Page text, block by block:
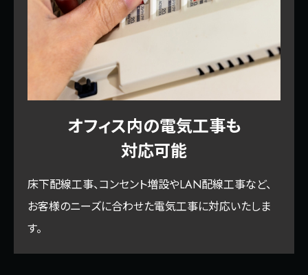
オフィス内の電気工事も
対応可能
床下配線工事、コンセント増設やLAN配線工事など、
お客様のニーズに合わせた電気工事に対応いたしま
す。